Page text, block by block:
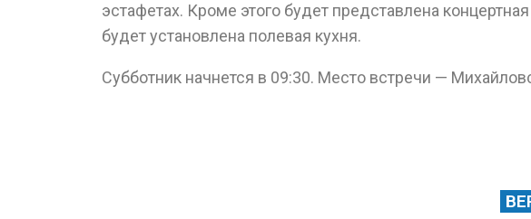
эстафетах. Кроме этого будет представлена
будет установлена полевая кухня.
Субботник начнется в 09:30. Место встречи —